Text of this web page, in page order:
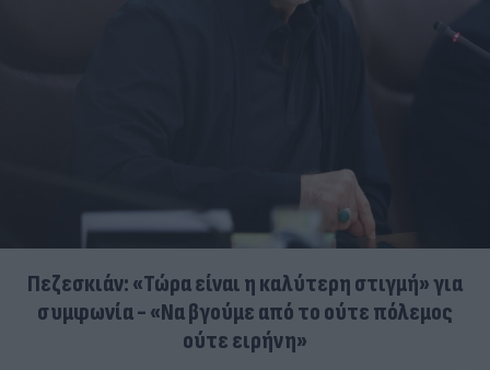
Πεζεσκιάν: «Τώρα είναι η καλύτερη στιγμή» για
συμφωνία - «Να βγούμε από το ούτε πόλεμος
ούτε ειρήνη»